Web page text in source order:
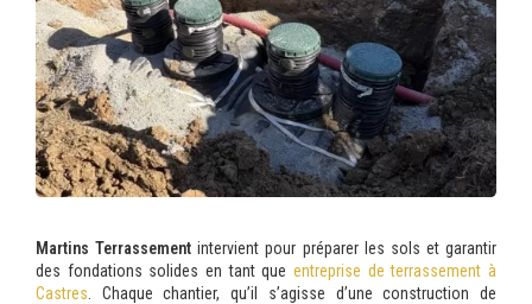
Martins Terrassement intervient pour préparer les sols et garantir
des fondations solides en tant que entreprise de terrassement à
Castres . Chaque chantier, qu’il s’agisse d’une construction de